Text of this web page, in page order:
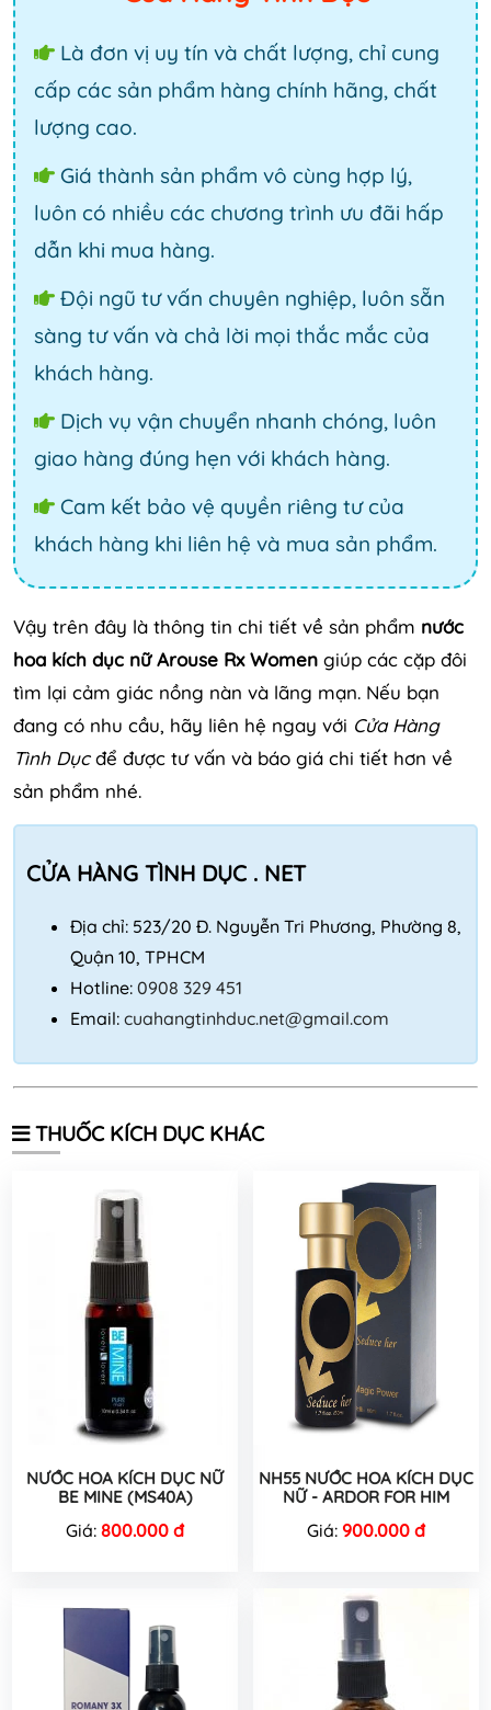
Là đơn vị uy tín và chất lượng, chỉ cung
cấp các sản phẩm hàng chính hãng, chất
lượng cao.
Giá thành sản phẩm vô cùng hợp lý,
luôn có nhiều các chương trình ưu đãi hấp
dẫn khi mua hàng.
Đội ngũ tư vấn chuyên nghiệp, luôn sẵn
sàng tư vấn và chả lời mọi thắc mắc của
khách hàng.
Dịch vụ vận chuyển nhanh chóng, luôn
giao hàng đúng hẹn với khách hàng.
Cam kết bảo vệ quyền riêng tư của
khách hàng khi liên hệ và mua sản phẩm.
Vậy trên đây là thông tin chi tiết về sản phẩm nước
hoa kích dục nữ Arouse Rx Women giúp các cặp đôi
tìm lại cảm giác nồng nàn và lãng mạn. Nếu bạn
đang có nhu cầu, hãy liên hệ ngay với Cửa Hàng
Tình Dụcđể được tư vấn và báo giá chi tiết hơn về
sản phẩm nhé.
CỬA HÀNG TÌNH DỤC . NET
Địa chỉ: 523/20 Đ. Nguyễn Tri Phương, Phường 8,
Quận 10, TPHCM
Hotline: 0908 329 451
Email: cuahangtinhduc.net@gmail.com
THUỐC KÍCH DỤC KHÁC
NƯỚC HOA KÍCH DỤC NỮ
BE MINE (MS40A)
Giá: 800.000 đ
NH55 NƯỚC HOA KÍCH DỤC
NỮ - ARDOR FOR HIM
Giá: 900.000 đ